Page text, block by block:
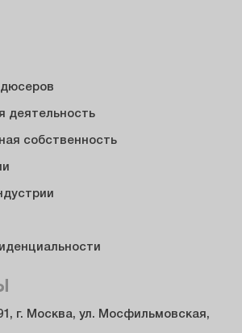
деятельность
собственность
г. Москва, ул. Мосфильмовская,